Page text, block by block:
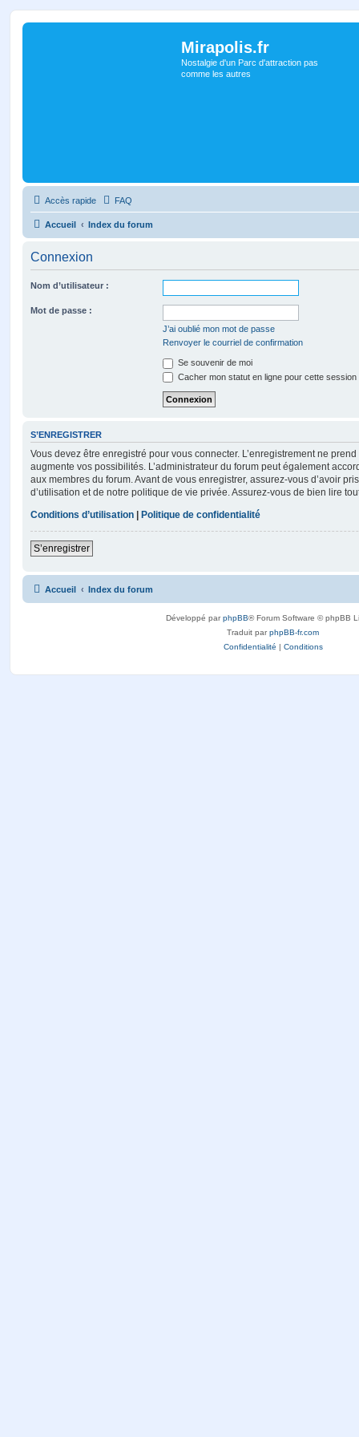
Mirapolis.fr
Nostalgie d'un Parc d'attraction pas
comme les autres
Accès rapide FAQ
Accueil Index du forum
Connexion
Nom d’utilisateur :
Mot de passe :
J’ai oublié mon mot de passe
Renvoyer le courriel de confirmation
Se souvenir de moi
Cacher mon statut en ligne pour cette session
S’ENREGISTRER
Vous devez être enregistré pour vous connecter. L’enregistrement ne
augmente vos possibilités. L’administrateur du forum peut également
aux membres du forum. Avant de vous enregistrer, assurez-vous d’avoir
d’utilisation et de notre politique de vie privée. Assurez-vous de bien lire
Conditions d’utilisation | Politique de confidentialité
S’enregistrer
Accueil Index du forum
Développé parphpBB® Forum Software © phpBB
Traduit parphpBB-fr.com
Confidentialité | Conditions